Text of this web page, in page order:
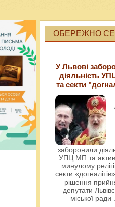
ОБЕРЕЖНО
У Львові
діяльність
та секти
заборонили
УПЦ МП та
минулому
секти
рішення
депутати
міської ради